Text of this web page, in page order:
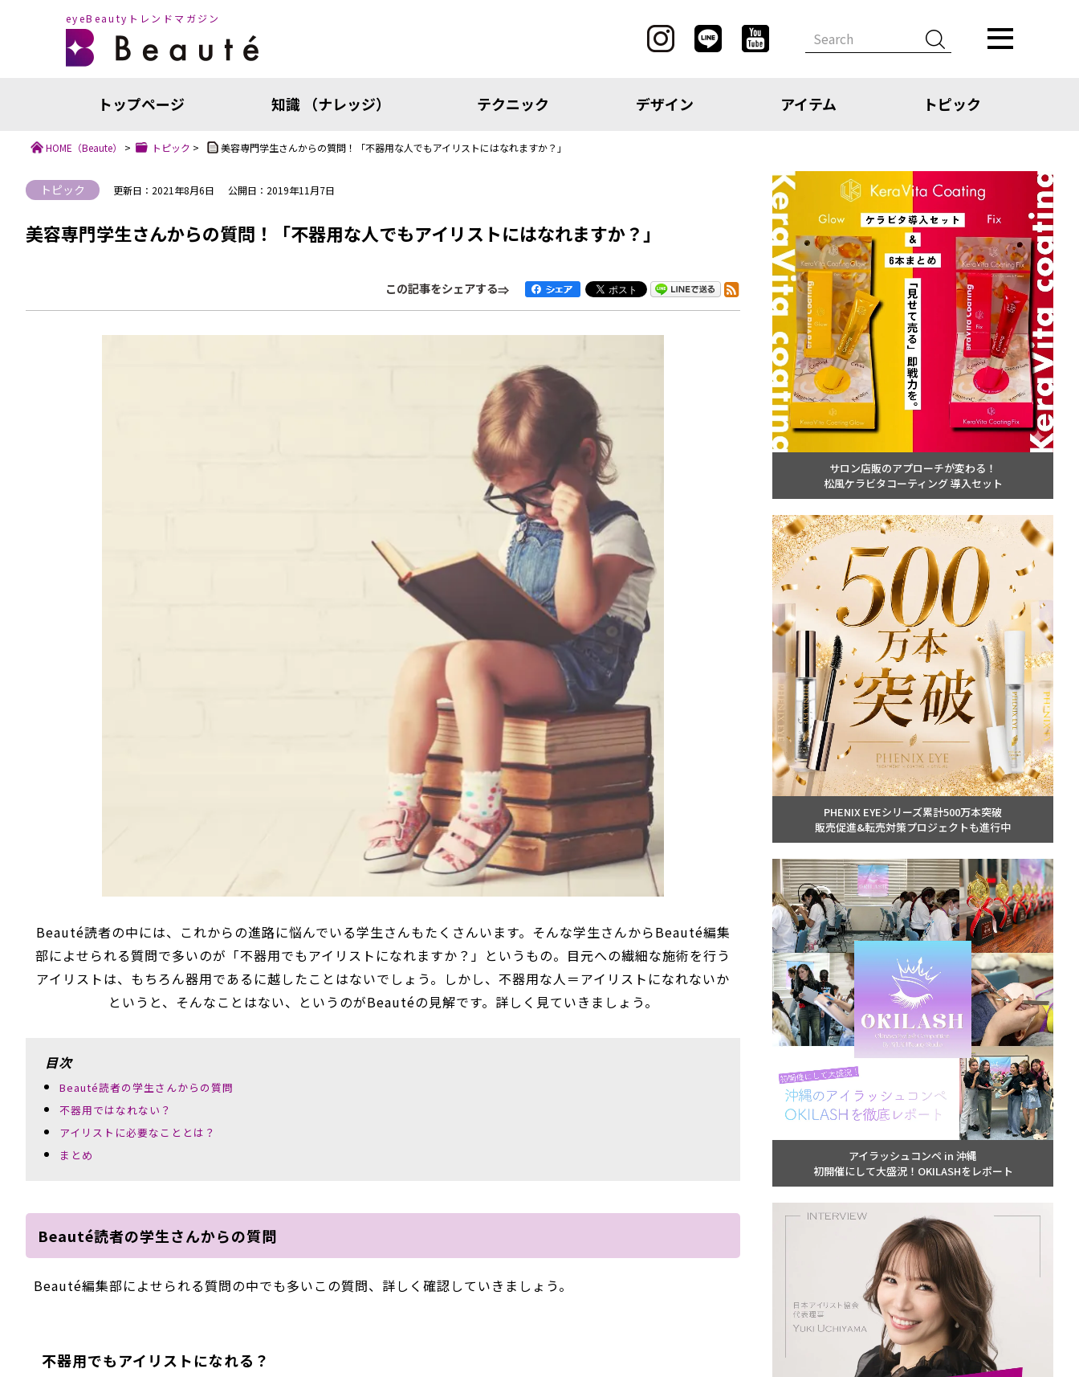
デザイン
お問い合わせ 広告掲載
Official Social account
eyeBeautyトレンドマガジン
トップページ 知識 （ナレッジ） テクニック デザイン アイテム トピック
HOME （Beaute） > トピック > 美容専門学生さんからの質問！「不器用な人でもアイリストにはなれますか？」
トピック 更新日：2021年8月6日 公開日：2019年11月7日
美容専門学生さんからの質問！「不器用な人でもアイリストにはなれますか？」
この記事をシェアする
Beauté読者の中には、これからの進路に悩んでいる学生さんもたくさんいます。そんな学生さんからBeauté編集
部によせられる質問で多いのが「不器用でもアイリストになれますか？」というもの。目元への繊細な施術を行う
アイリストは、もちろん器用であるに越したことはないでしょう。しかし、不器用な人＝アイリストになれないか
というと、そんなことはない、というのがBeautéの見解です。詳しく見ていきましょう。
目次
Beauté読者の学生さんからの質問
不器用ではなれない？
アイリストに必要なこととは？
まとめ
Beauté読者の学生さんからの質問
Beauté編集部によせられる質問の中でも多いこの質問、詳しく確認していきましょう。
不器用でもアイリストになれる？
サロン店販のアプローチが変わる！
松風ケラビタコーティング 導入セット
PHENIX EYEシリーズ累計500万本突破
販売促進&転売対策プロジェクトも進行中
アイラッシュコンペ in 沖縄
初開催にして大盛況！OKILASHをレポート